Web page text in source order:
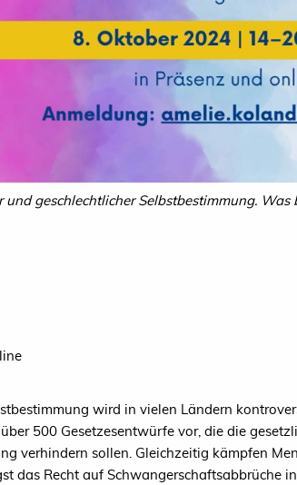
geschlechtlicher Selbstbestimmung. Was
wird in vielen Ländern
500 Gesetzesentwürfe vor, die die
verhindern sollen. Gleichzeitig kämpfen
das Recht auf Schwangerschaftsabbrüche